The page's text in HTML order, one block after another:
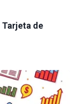
Tarjeta de